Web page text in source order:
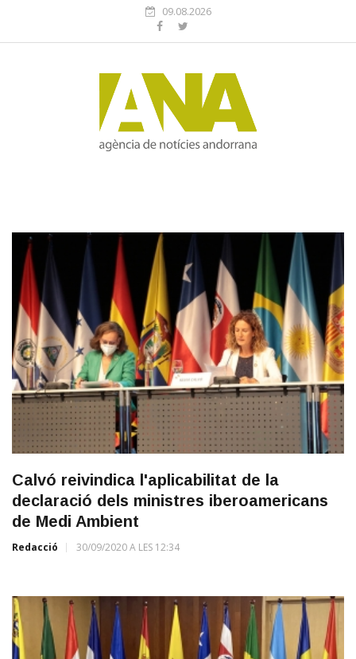
09.08.2026
Calvó reivindica l'aplicabilitat de la
declaració dels ministres iberoamericans
de Medi Ambient
Redacció 30/09/2020 A LES 12:34